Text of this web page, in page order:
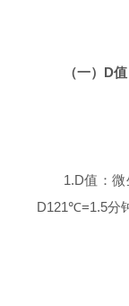
（一） D值
1.D值：微
D121℃=1.5分